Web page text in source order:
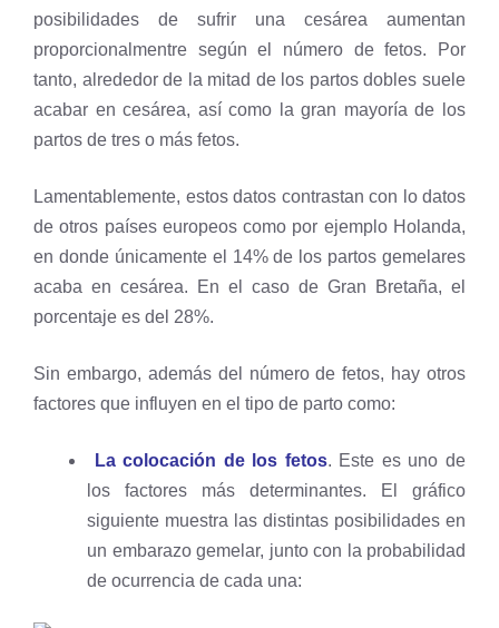
posibilidades de sufrir una cesárea aumentan
proporcionalmentre según el número de fetos. Por
tanto, alrededor de la mitad de los partos dobles suele
acabar en cesárea, así como la gran mayoría de los
partos de tres o más fetos.
Lamentablemente, estos datos contrastan con lo datos
de otros países europeos como por ejemplo Holanda,
en donde únicamente el 14% de los partos gemelares
acaba en cesárea. En el caso de Gran Bretaña, el
porcentaje es del 28%.
Sin embargo, además del número de fetos, hay otros
factores que influyen en el tipo de parto como:
La colocación de los fetos. Este es uno de
los factores más determinantes. El gráfico
siguiente muestra las distintas posibilidades en
un embarazo gemelar, junto con la probabilidad
de ocurrencia de cada una: